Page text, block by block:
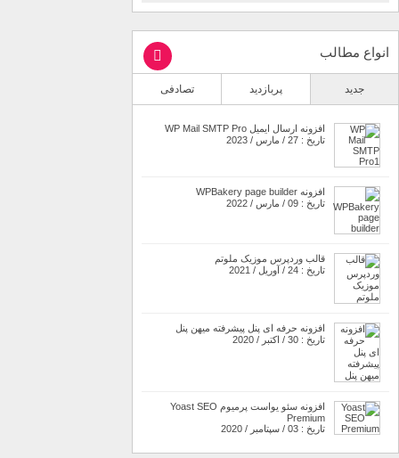
انواع مطالب
جدید پربازدید تصادفی
افزونه ارسال ایمیل WP Mail SMTP Pro
تاریخ : 27 / مارس / 2023
افزونه WPBakery page builder
تاریخ : 09 / مارس / 2022
قالب وردپرس موزیک ملوتم
تاریخ : 24 / آوریل / 2021
افزونه حرفه ای پنل پیشرفته میهن پنل
تاریخ : 30 / اکتبر / 2020
افزونه سئو یواست پرمیوم Yoast SEO
Premium
تاریخ : 03 / سپتامبر / 2020